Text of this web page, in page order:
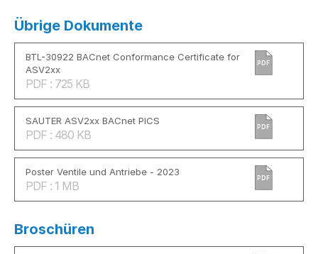
Übrige Dokumente
BTL-30922 BACnet Conformance Certificate for
ASV2xx
PDF : 725 KB
PDF
SAUTER ASV2xx BACnet PICS
PDF : 480 KB
PDF
Poster Ventile und Antriebe - 2023
PDF : 1 MB
PDF
Broschüren